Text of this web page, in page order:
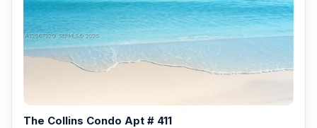
The Collins Condo Apt # 411